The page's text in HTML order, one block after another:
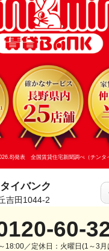
発表 全国賃貸住宅新聞調べ（チンタ
イバンク
吉田1044-2
60-
18:00／定休日：火曜日(1～3